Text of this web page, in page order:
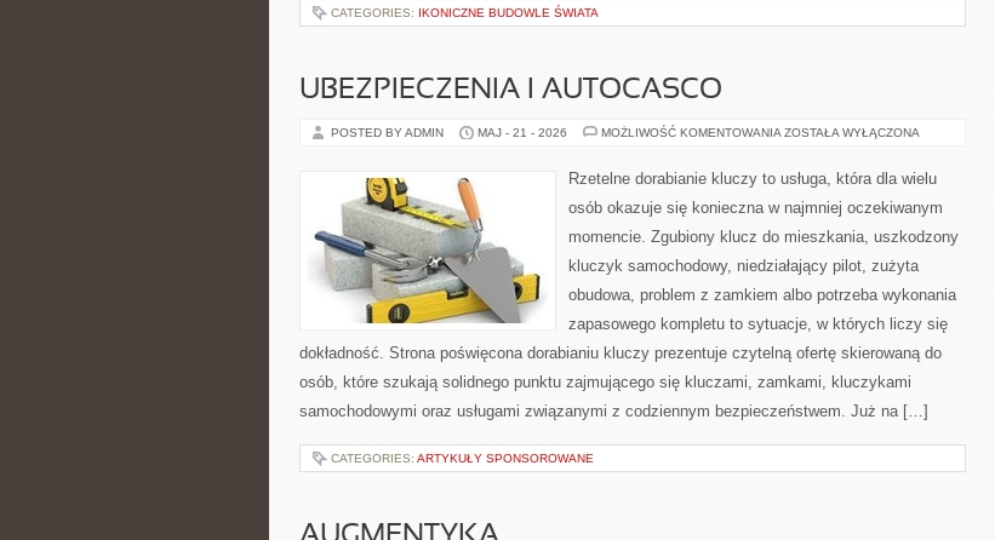
CATEGORIES: IKONICZNE BUDOWLE ŚWIATA
UBEZPIECZENIA I AUTOCASCO
POSTED BY ADMIN MAJ - 21 - 2026 MOŻLIWOŚĆ KOMENTOWANIA UBEZPIECZENIA
ZOSTAŁA WYŁĄCZONA
Rzetelne dorabianie kluczy to usługa, która dla wielu
osób okazuje się konieczna w najmniej oczekiwanym
momencie. Zgubiony klucz do mieszkania, uszkodzony
kluczyk samochodowy, niedziałający pilot, zużyta
obudowa, problem z zamkiem albo potrzeba wykonania
zapasowego kompletu to sytuacje, w których liczy się
dokładność. Strona poświęcona dorabianiu kluczy prezentuje czytelną ofertę skierowaną do
osób, które szukają solidnego punktu zajmującego się kluczami, zamkami, kluczykami
samochodowymi oraz usługami związanymi z codziennym bezpieczeństwem. Już na […]
CATEGORIES: ARTYKUŁY SPONSOROWANE